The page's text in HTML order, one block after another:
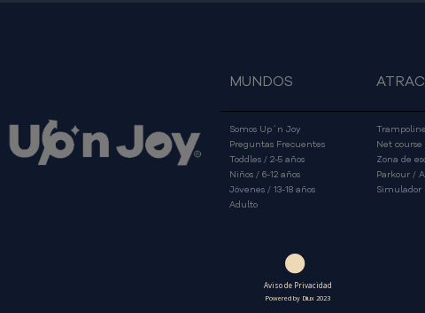
MUNDOS
Somos Up´n Joy
Preguntas Frecuentes
Toddles / 2-5 años
Niños / 6-12 años
Jóvenes / 13-18 años
Adulto
Net course
Zona de
Parkour /
Simulador
Aviso de Privacidad
Powered by Diux 2023